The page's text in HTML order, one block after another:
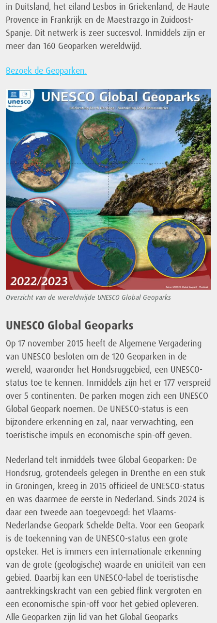
in Duitsland, het eiland Lesbos in Griekenland, de Haute
Provence in Frankrijk en de Maestrazgo in Zuidoost-
Spanje. Dit netwerk is zeer succesvol. Inmiddels zijn er
meer dan 160 Geoparken wereldwijd.
Bezoek de Geoparken.
Overzicht van de wereldwijde UNESCO Global Geoparks
UNESCO Global Geoparks
Op 17 november 2015 heeft de Algemene Vergadering
van UNESCO besloten om de 120 Geoparken in de
wereld, waaronder het Hondsruggebied, een UNESCO-
status toe te kennen. Inmiddels zijn het er 177 verspreid
over 5 continenten. De parken mogen zich een UNESCO
Global Geopark noemen. De UNESCO-status is een
bijzondere erkenning en zal, naar verwachting, een
toeristische impuls en economische spin-off geven.
Nederland telt inmiddels twee Global Geoparken: De
Hondsrug, grotendeels gelegen in Drenthe en een stuk
in Groningen, kreeg in 2015 officieel de UNESCO-status
en was daarmee de eerste in Nederland. Sinds 2024 is
daar een tweede aan toegevoegd: het Vlaams-
Nederlandse Geopark Schelde Delta. Voor een Geopark
is de toekenning van de UNESCO-status een grote
opsteker. Het is immers een internationale erkenning
van de grote (geologische) waarde en uniciteit van een
gebied. Daarbij kan een UNESCO-label de toeristische
aantrekkingskracht van een gebied flink vergroten en
een economische spin-off voor het gebied opleveren.
Alle Geoparken zijn lid van het Global Geoparks